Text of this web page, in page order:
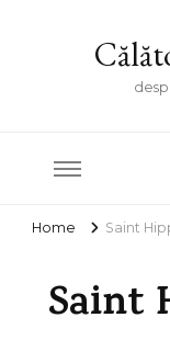
Home Saint
Saint